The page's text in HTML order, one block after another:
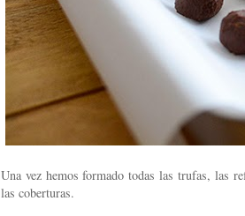
Una vez hemos formado todas las trufas, las
las coberturas.